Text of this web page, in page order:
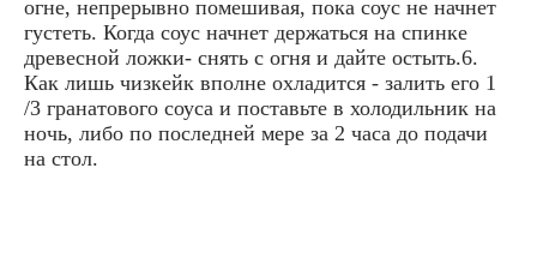
огне, непрерывно помешивая, пока соус не начнет
густеть. Когда соус начнет держаться на спинке
древесной ложки- снять с огня и дайте остыть.6.
Как лишь чизкейк вполне охладится - залить его 1
/3 гранатового соуса и поставьте в холодильник на
ночь, либо по последней мере за 2 часа до подачи
на стол.